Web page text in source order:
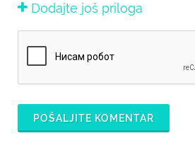
Dodajte još priloga
POŠALJITE KOMENTAR